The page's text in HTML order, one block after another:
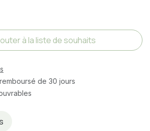
à la liste de souhaits
de 30 jours